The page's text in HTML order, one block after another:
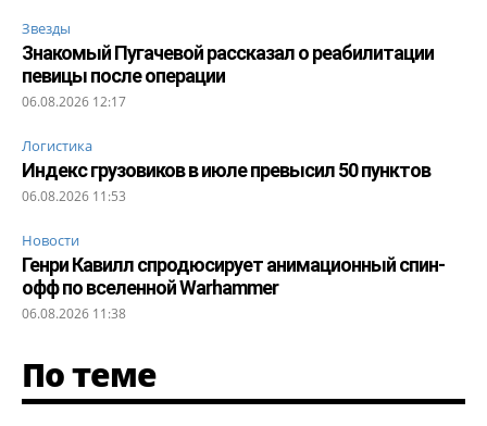
Звезды
Знакомый Пугачевой рассказал о реабилитации
певицы после операции
06.08.2026 12:17
Логистика
Индекс грузовиков в июле превысил 50 пунктов
06.08.2026 11:53
Новости
Генри Кавилл спродюсирует анимационный спин-
офф по вселенной Warhammer
06.08.2026 11:38
По теме